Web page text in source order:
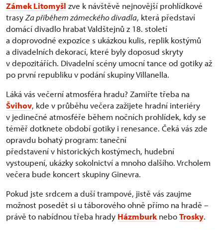
Zámek Litomyšl zve k návštěvě nejnovější prohlídkové
trasyZa příběhem zámeckého divadla, která představí
domácí divadlo hrabat Valdštejnů z 18. století
a doprovodné expozice s ukázkou kulis, replik kostýmů
a divadelních dekorací, které byly doposud skryty
v depozitářích. Divadelní scény umocní tance od gotiky až
po první republiku v podání skupiny Villanella.
Láká vás večerní atmosféra hradu? Zamiřte třeba na
Švihov, kde v průběhu večera zažijete hradní interiéry
v jedinečné atmosféře během nočních prohlídek, kdy se
téměř dotknete období gotiky i renesance. Čeká vás zde
opravdu bohatý program: taneční
představení v historických kostýmech, hudební
vystoupení, ukázky sokolnictví a mnoho dalšího. Vrcholem
večera bude koncert skupiny Ginevra.
Pokud jste srdcem a duší trampové, jistě vás zaujme
možnost posedět si u táborového ohně přímo na hradě –
právě to nabídnou třeba hrady Házmburk neboTrosky.